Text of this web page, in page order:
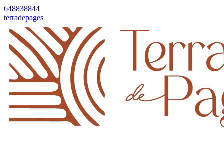
648838844
terradepages